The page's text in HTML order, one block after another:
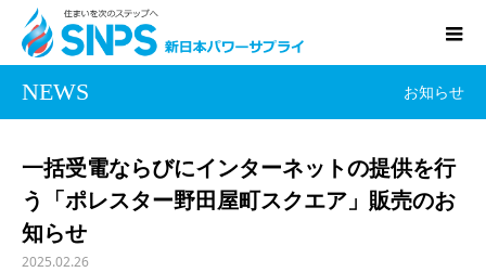
NEWS お知らせ
一括受電ならびにインターネットの提供を行
う「ポレスター野田屋町スクエア」販売のお
知らせ
2025.02.26